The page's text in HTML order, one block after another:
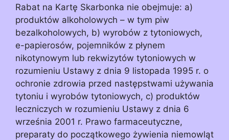
Rabat na Kartę Skarbonka nie obejmuje: a)
produktów alkoholowych – w tym piw
bezalkoholowych, b) wyrobów z tytoniowych,
e-papierosów, pojemników z płynem
nikotynowym lub rekwizytów tytoniowych w
rozumieniu Ustawy z dnia 9 listopada 1995 r. o
ochronie zdrowia przed następstwami używania
tytoniu i wyrobów tytoniowych, c) produktów
leczniczych w rozumieniu Ustawy z dnia 6
września 2001 r. Prawo farmaceutyczne,
preparaty do początkowego żywienia niemowląt